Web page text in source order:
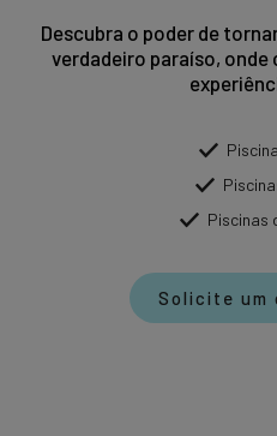
Descubra o poder de
verdadeiro paraíso, onde
Piscinas
Solicite um